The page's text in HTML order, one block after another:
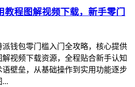
教程图解视频下载，新手零门
钱包零门槛入门全攻略，核心提供
视频下载资源，全程贴合新手认知
壁垒，从基础操作到实用功能逐步
...